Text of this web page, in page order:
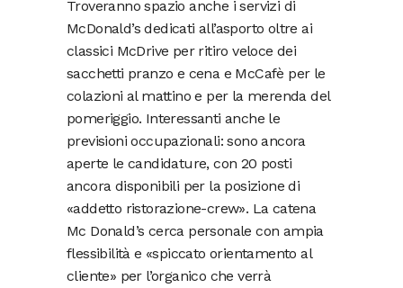
Troveranno spazio anche i servizi di
McDonald’s dedicati all’asporto oltre ai
classici McDrive per ritiro veloce dei
sacchetti pranzo e cena e McCafè per le
colazioni al mattino e per la merenda del
pomeriggio. Interessanti anche le
previsioni occupazionali: sono ancora
aperte le candidature, con 20 posti
ancora disponibili per la posizione di
«addetto ristorazione-crew». La catena
Mc Donald’s cerca personale con ampia
flessibilità e «spiccato orientamento al
cliente» per l’organico che verrà